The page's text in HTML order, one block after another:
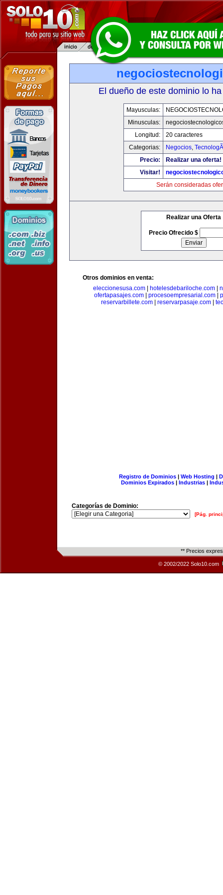
El dueño de este dominio lo
Mayusculas:
Minusculas:
Longitud:
20 caracteres
Categorias:
Negocios,
Precio:
Realizar una oferta!
Visitar!
Serán consideradas
Realizar una Oferta
Precio Ofrecido $
Otros dominios en venta:
eleccionesusa.com| hotelesdebariloche.com|
ofertapasajes.com| procesoempresarial.com|
reservarbillete.com
reservarpasaje.com
Registro de Dominios| Web Hosting |
Dominios Expirados | Industrias |
Categorías de Dominio:
[Pág.
** Precios
© 2002/2022 Solo10.com